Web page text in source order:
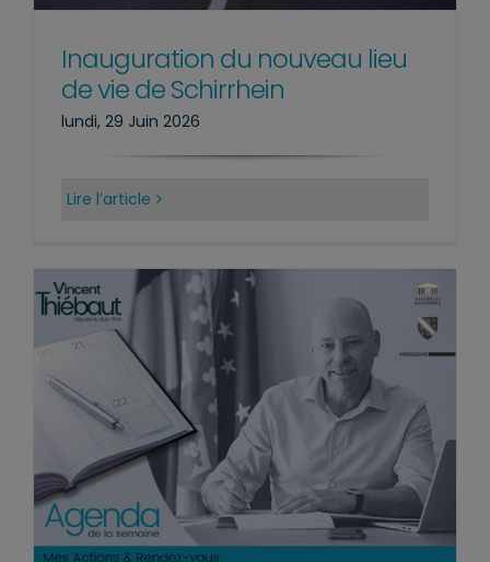
Inauguration du nouveau lieu
de vie de Schirrhein
lundi, 29 Juin 2026
Lire l’article